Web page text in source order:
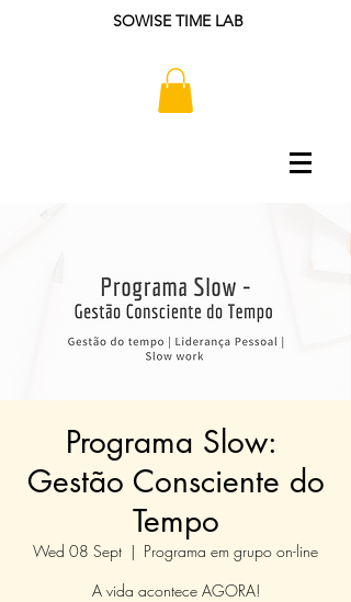
SOWISE TIME LAB
Programa Slow: ​
Gestão Consciente do
Tempo
Wed 08 Sept
  |
Programa em grupo on-line
A vida acontece AGORA!